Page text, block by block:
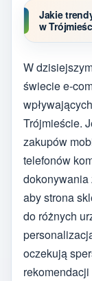
Jakie
w
W
świecie e-
Trójmieście.
zakupów
telefonów
dokonywania
aby strona
do różnych
oczekują